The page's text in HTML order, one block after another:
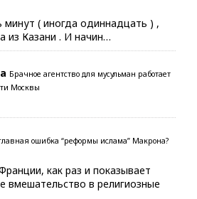
минут ( иногда одиннадцать ) ,
из Казани . И начин…
Брачное агентство для мусульман работает
Москвы
ошибка “реформы ислама” Макрона?
как раз и показывает
вмешательство в религиозные